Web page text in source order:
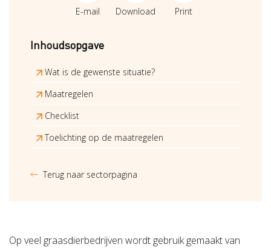
E-mail Download Print
Inhoudsopgave
Wat is de gewenste situatie?
Maatregelen
Checklist
Toelichting op de maatregelen
Terug naar sectorpagina
Op veel graasdierbedrijven wordt gebruik gemaakt van